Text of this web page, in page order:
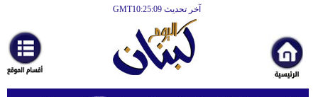
آخر تحديث GMT10:25:09
أخبارعاجلة
رياضة